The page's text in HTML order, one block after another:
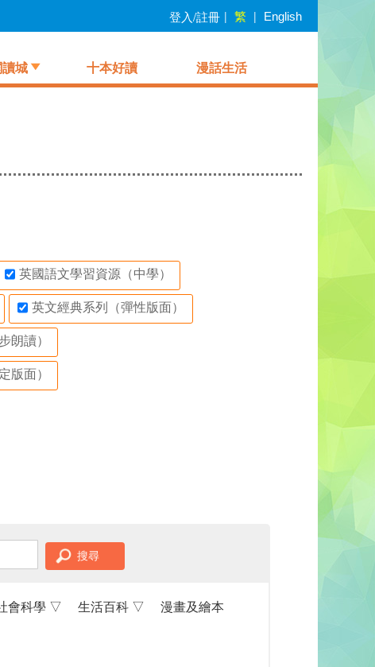
登入/註冊 | 繁 | English
城 十本好讀 漫話生活
英國語文學習資源（中學）
英文經典系列（彈性版面）
朗讀）
版面）
搜尋
會科學 ▽ 生活百科 ▽
漫畫及繪本